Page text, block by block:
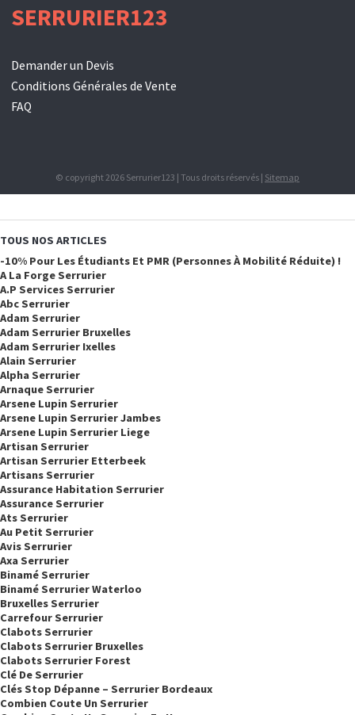
SERRURIER123
Demander un Devis
Conditions Générales de Vente
FAQ
© copyright 2026 Serrurier123 | Tous droits réservés | Sitemap
TOUS NOS ARTICLES
-10% Pour Les Étudiants Et PMR (personnes À Mobilité Réduite) !
A La Forge Serrurier
A.p Services Serrurier
Abc Serrurier
Adam Serrurier
Adam Serrurier Bruxelles
Adam Serrurier Ixelles
Alain Serrurier
Alpha Serrurier
Arnaque Serrurier
Arsene Lupin Serrurier
Arsene Lupin Serrurier Jambes
Arsene Lupin Serrurier Liege
Artisan Serrurier
Artisan Serrurier Etterbeek
Artisans Serrurier
Assurance Habitation Serrurier
Assurance Serrurier
Ats Serrurier
Au Petit Serrurier
Avis Serrurier
Axa Serrurier
Binamé Serrurier
Binamé Serrurier Waterloo
Bruxelles Serrurier
Carrefour Serrurier
Clabots Serrurier
Clabots Serrurier Bruxelles
Clabots Serrurier Forest
Clé De Serrurier
Clés Stop Dépanne – Serrurier Bordeaux
Combien Coute Un Serrurier